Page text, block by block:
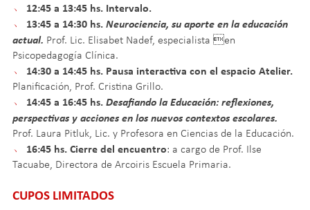
﹅
12:45 a 13:45 hs. Intervalo.
﹅ 13:45 a 14:30 hs. Neurociencia, su aporte en la educación
actual. Prof. Lic. Elisabet Nadef, especialista en
Psicopedagogía Clínica.
﹅
14:30 a 14:45 hs. Pausa interactiva con el espacio Atelier.
Planificación, Prof. Cristina Grillo.
﹅
14:45 a 16:45 hs. Desafiando la Educación: reflexiones,
perspectivas y acciones en los nuevos contextos escolares.
Prof. Laura Pitluk, Lic. y Profesora en Ciencias de la Educación.
﹅
16:45 hs. Cierre del encuentro: a cargo de Prof. Ilse
Tacuabe, Directora de Arcoiris Escuela Primaria.
CUPOS LIMITADOS